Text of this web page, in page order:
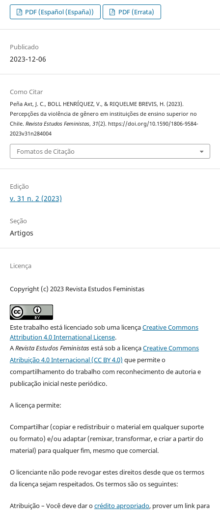
PDF (Español (España)) PDF (Errata)
Publicado
2023-12-06
Como Citar
Peña Axt, J. C., BOLL HENRÍQUEZ, V., & RIQUELME BREVIS, H. (2023).
Percepções da violência de gênero em instituições de ensino superior no
Chile. Revista Estudos Feministas, 31(2). https://doi.org/10.1590/1806-9584-
2023v31n284004
Fomatos de Citação
Edição
v. 31 n. 2 (2023)
Seção
Artigos
Licença
Copyright (c) 2023 Revista Estudos Feministas
Este trabalho está licenciado sob uma licençaCreative Commons
Attribution 4.0 International License.
ARevista Estudos Feministasestá sob a licençaCreative Commons
Atribuição 4.0 Internacional (CC BY 4.0) que permite o
compartilhamento do trabalho com reconhecimento de autoria e
publicação inicial neste periódico.
A licença permite:
Compartilhar (copiar e redistribuir o material em qualquer suporte
ou formato) e/ou adaptar (remixar, transformar, e criar a partir do
material) para qualquer fim, mesmo que comercial.
O licenciante não pode revogar estes direitos desde que os termos
da licença sejam respeitados. Os termos são os seguintes:
Atribuição – Você deve dar ocrédito apropriado, prover um link para